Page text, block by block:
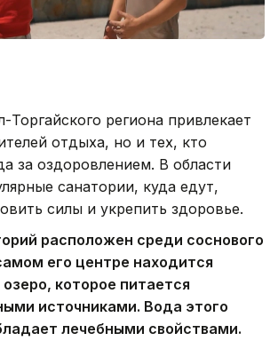
региона привлекает
отдыха, но и тех, кто
за оздоровлением. В области
санатории, куда едут,
силы и укрепить здоровье.
расположен среди соснового
его центре находится
которое питается
источниками. Вода этого
лечебными свойствами.